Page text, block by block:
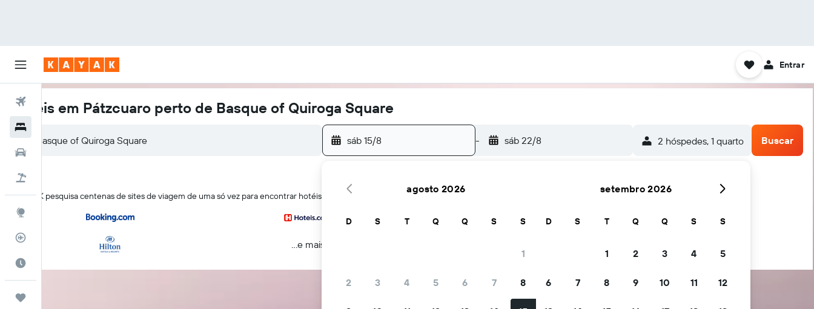
Entrar
Voos
Rastreador de voos
Hotéis em Pátzcuaro perto de Basque of Quiroga Square
Basque of Quiroga Square sáb 15/8 - sáb 22/8 2 hóspedes, 1 quarto Buscar
O KAYAK pesquisa centenas de sites de viagem de uma só vez para encontrar hotéis perto de Basque of Quiroga Square em Pátzcuaro
...e mais
agosto 2026
D S T Q Q S S
1
2 3 4 5 6 7 8
setembro 2026
D S T Q Q S S
1 2 3 4 5
6 7 8 9 10 11 12